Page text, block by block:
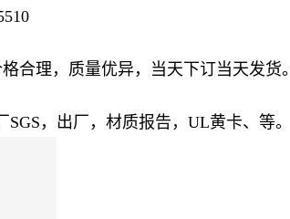
合理，质量优异，当天下订当天发货。
，出厂，材质报告，UL黄卡、等。